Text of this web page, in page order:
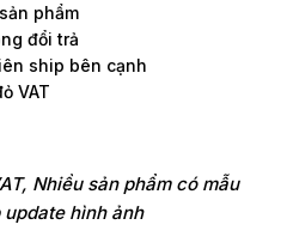
phẩm
đổi trả
ship bên cạnh
VAT
Nhiều sản phẩm có mẫu
hình ảnh